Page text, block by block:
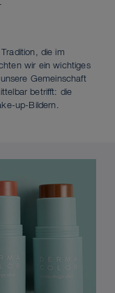
die im
wir ein wichtiges
Gemeinschaft
betrifft: die
up-Bildern.